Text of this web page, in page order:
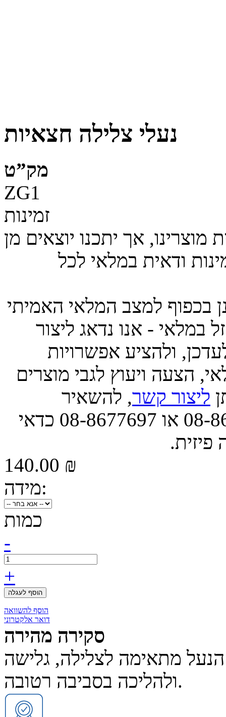
נעלי צלילה חצאיות
מק”ט
ZG1
זמינות
אך יתכנו יוצאים מן
ודאית במלאי לכל
בכפוף למצב המלאי האמיתי
במלאי - אנו נדאג ליצור
ולהציע אפשרויות
הצעה ויעוץ לגבי מוצרים
ליצור קשר, להשאיר
הודעה, או לפנות אלינו בטל' 08-8677663 או 08-8677697 כדאי
פיזית.
140.00 ₪
מידה:
כמות
-
+
הוסף לעגלה
הוסף להשוואה
דואר אלקטרוני
סקירה מהירה
בעובי 3 מ"מ. הנעל מתאימה לצלילה, גלישה
ולהליכה בסביבה רטובה.